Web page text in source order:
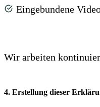
Eingebundene
Wir arbeiten
4. Erstellung dieser